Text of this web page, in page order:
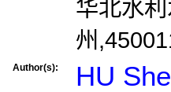
华北水
州
Author(s): HU